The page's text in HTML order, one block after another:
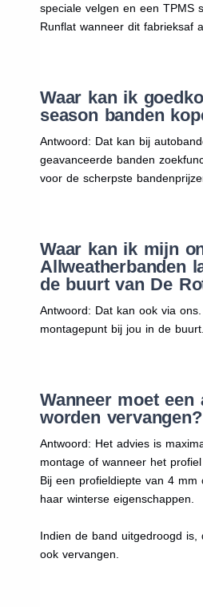
speciale velgen en een TPMS
Runflat wanneer dit fabrieksaf
Waar kan ik
season banden
Antwoord: Dat kan bij
geavanceerde banden
voor de scherpste
Waar kan ik mijn
Allweatherbanden
de buurt van De
Antwoord: Dat kan ook via
montagepunt bij jou in de buurt.
Wanneer moet een
worden vervangen?
Antwoord: Het advies is
montage of wanneer het
Bij een profieldiepte van 4
haar winterse eigenschappen.
Indien de band uitgedroogd
ook vervangen.